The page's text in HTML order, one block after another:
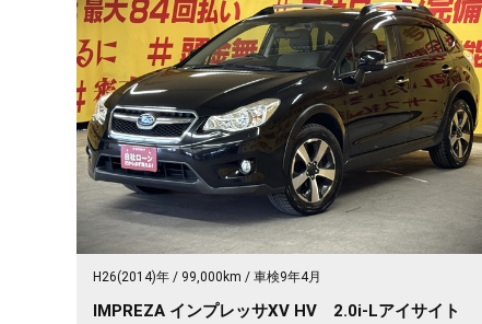
H26(2014)年 99,000km 車検9年4月
IMPREZA インプレッサXV HV 2.0i-Lアイサイト